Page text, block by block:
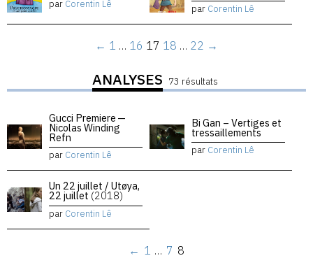
par Corentin Lê par Corentin Lê
← 1 … 16 17 18 … 22 →
ANALYSES 73 résultats
Gucci Premiere —
Nicolas Winding
Refn
par Corentin Lê
Bi Gan – Vertiges et
tressaillements
par Corentin Lê
Un 22 juillet / Utøya,
22 juillet (2018)
par Corentin Lê
← 1 … 7 8